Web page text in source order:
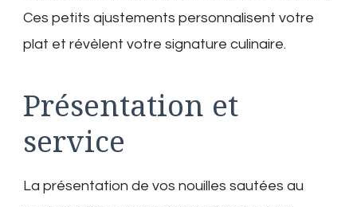
Ces petits ajustements personnalisent votre
plat et révèlent votre signature culinaire.
Présentation et
service
La présentation de vos nouilles sautées au